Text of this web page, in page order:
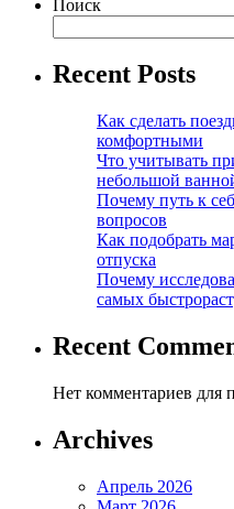
Поиск
Recent Posts
Как сделать
комфортными
Что учитывать
небольшой
Почему путь к
вопросов
Как подобрать
отпуска
Почему
самых
Recent
Нет комментариев для
Archives
Апрель 2026